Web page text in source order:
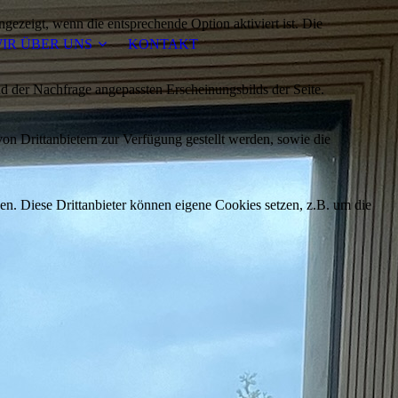
ÜBER UNS KONTAKT
wenn die entsprechende Option aktiviert ist. Die
Nachfrage angepassten Erscheinungsbilds der Seite.
Drittanbietern zur Verfügung gestellt werden, sowie die
Diese Drittanbieter können eigene Cookies setzen, z.B. um die